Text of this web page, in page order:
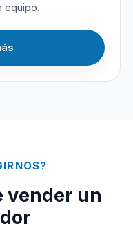
equipo.
vender un